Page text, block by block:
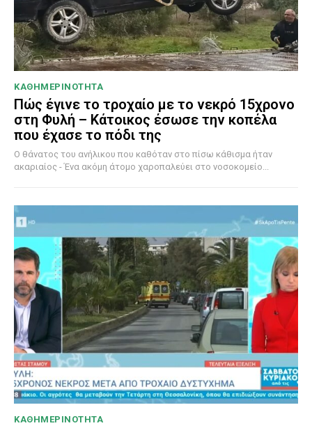
ΚΑΘΗΜΕΡΙΝΟΤΗΤΑ
Πώς έγινε το τροχαίο με το νεκρό 15χρονο
στη Φυλή – Κάτοικος έσωσε την κοπέλα
που έχασε το πόδι της
Ο θάνατος του ανήλικου που καθόταν στο πίσω κάθισμα ήταν
ακαριαίος - Ένα ακόμη άτομο χαροπαλεύει στο νοσοκομείο...
ΚΑΘΗΜΕΡΙΝΟΤΗΤΑ